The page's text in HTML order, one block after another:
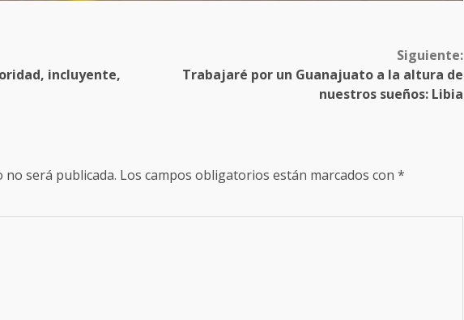
incluyente,
Siguiente:
Trabajaré por un Guanajuato a la altura de
nuestros sueños: Libia
será publicada. Los campos obligatorios están marcados con *